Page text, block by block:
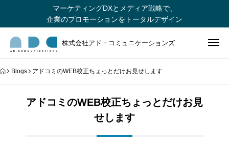
マーケティングDXとメディア戦略で、
企業のプロモーションをトータルデザイン
株式会社アド・コミュニケーションズ
Blogs アドコミのWEB校正ちょっとだけお見せします
アドコミのWEB校正ちょっとだけお見
せします